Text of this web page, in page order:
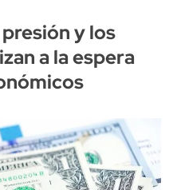
y los
a la espera